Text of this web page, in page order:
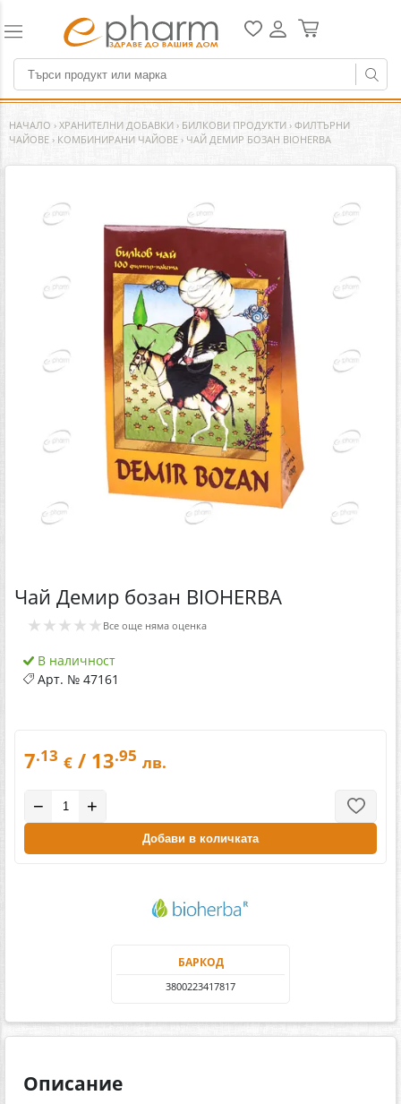
НАЧАЛО › ХРАНИТЕЛНИ ДОБАВКИ › БИЛКОВИ ПРОДУКТИ › ФИЛТЪРНИ
ЧАЙОВЕ › КОМБИНИРАНИ ЧАЙОВЕ › ЧАЙ ДЕМИР БОЗАН BIOHERBA
Чай Демир бозан BIOHERBA
★★★★★ Все още няма оценка
В наличност
Арт. № 47161
7.13 € / 13.95 лв.
− +
Добави в количката
БАРКОД
3800223417817
Описание